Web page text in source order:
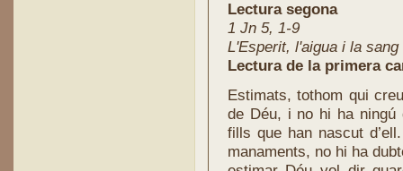
Lectura segona
1 Jn 5, 1-9
L'Esperit, l'aigua i la sang
Lectura de la primera
Estimats, tothom qui
de Déu, i no hi ha
fills que han nascut
manaments, no hi ha